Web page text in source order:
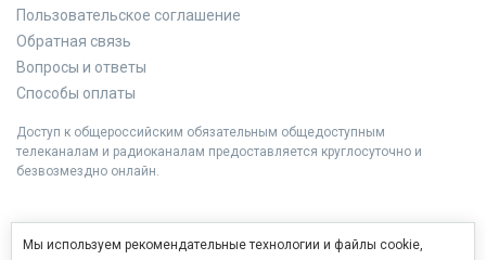
Пользовательское соглашение
Обратная связь
Вопросы и ответы
Способы оплаты
Доступ к общероссийским обязательным общедоступным
телеканалам и радиоканалам предоставляется круглосуточно и
безвозмездно онлайн.
Мы используем рекомендательные технологии и файлы cookie,